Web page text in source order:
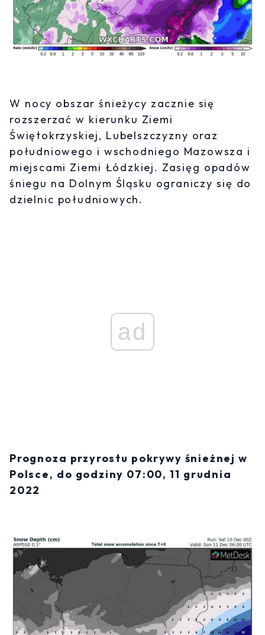
W nocy obszar śnieżycy zacznie się
rozszerzać w kierunku Ziemi
Świętokrzyskiej, Lubelszczyzny oraz
południowego i wschodniego Mazowsza i
miejscami Ziemi Łódzkiej. Zasięg opadów
śniegu na Dolnym Śląsku ograniczy się do
dzielnic południowych.
ad
Prognoza przyrostu pokrywy śnieżnej w
Polsce, do godziny 07:00, 11 grudnia
2022